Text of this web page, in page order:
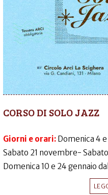
CORSO DI SOLO JAZZ
Giorni e orari: Domenica 4
Sabato 21 novembre-
Domenica 10 e 24 gennaio